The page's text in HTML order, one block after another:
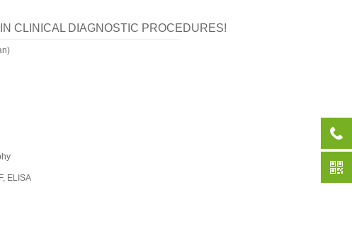
CLINICAL DIAGNOSTIC PROCEDURES!
ELISA